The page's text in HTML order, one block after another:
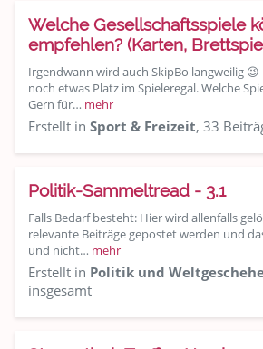
Welche Gesellschaftsspiele
empfehlen? (Karten,
Irgendwann wird auch SkipBo langweilig
noch etwas Platz im Spieleregal. Welche
Gern für… mehr
Erstellt in Sport & Freizeit, 33
Politik-Sammeltread - 3.1
Falls Bedarf besteht: Hier wird allenfalls
relevante Beiträge gepostet werden und
und nicht… mehr
Erstellt in Politik und
insgesamt